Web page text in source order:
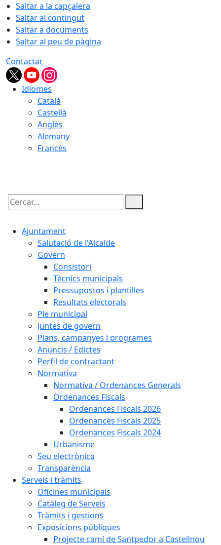
Saltar a la capçalera
Saltar al contingut
Saltar a documents
Saltar al peu de pàgina
Contactar
Idiomes
Català
Castellà
Anglès
Alemany
Francès
Cercar:
Ajuntament
Salutació de l'Alcalde
Govern
Consistori
Tècnics municipals
Pressupostos i plantilles
Resultats electorals
Ple municipal
Juntes de govern
Plans, campanyes i programes
Anuncis / Edictes
Perfil de contractant
Normativa
Normativa / Ordenances Generals
Ordenances Fiscals
Ordenances Fiscals 2026
Ordenances Fiscals 2025
Ordenances Fiscals 2024
Urbanisme
Seu electrònica
Transparència
Serveis i tràmits
Oficines municipals
Catàleg de Serveis
Tràmits i gestions
Exposicions públiques
Projecte camí de Santpedor a Castellnou